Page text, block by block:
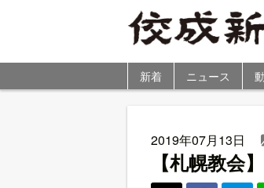
新着 ニュース
2019年07月13日
【札幌教